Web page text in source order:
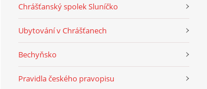
Chrášťanský spolek Sluníčko
Ubytování v Chrášťanech
Bechyňsko
Pravidla českého pravopisu